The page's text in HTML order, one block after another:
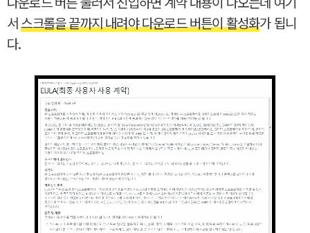
서스크롤을 끝까지 내려야 다운로드 버튼이 활성화가 됩니
다.